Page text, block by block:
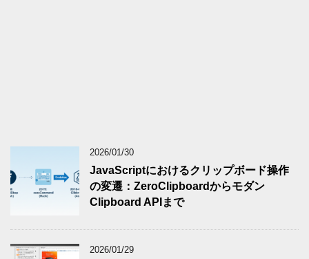
2026/01/30
JavaScriptにおけるクリップボード操作
の変遷：ZeroClipboardからモダン
Clipboard APIまで
2026/01/29